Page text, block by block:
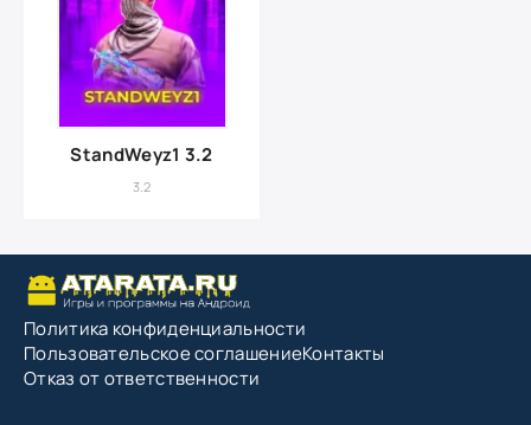
StandWeyz1 3.2
3.2
Политика конфиденциальности
Пользовательское соглашениеКонтакты
Отказ от ответственности